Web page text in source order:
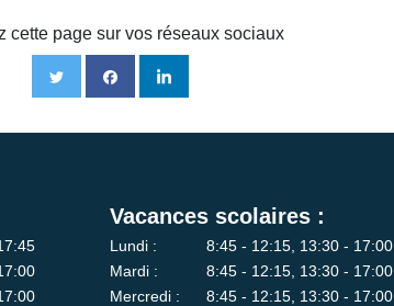
cette page sur vos réseaux sociaux
Vacances scolaires :
Lundi :
8:45 - 12:15, 13:30 - 17:00
Mardi :
8:45 - 12:15, 13:30 - 17:00
Mercredi :
8:45 - 12:15, 13:30 - 17:00